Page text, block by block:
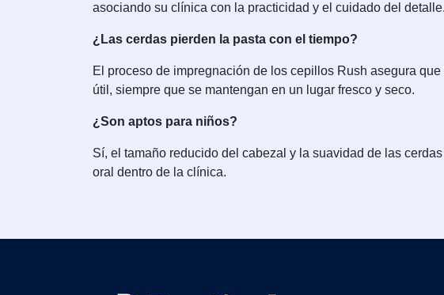
asociando su clínica con la practicidad y el cuidado del detalle.
¿Las cerdas pierden la pasta con el tiempo?
El proceso de impregnación de los cepillos Rush asegura
útil, siempre que se mantengan en un lugar fresco y seco.
¿Son aptos para niños?
Sí, el tamaño reducido del cabezal y la suavidad de las
oral dentro de la clínica.